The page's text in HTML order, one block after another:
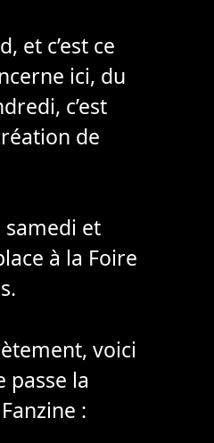
et c’est ce
ici, du
c’est
de
samedi et
à la Foire
voici
passe la
: